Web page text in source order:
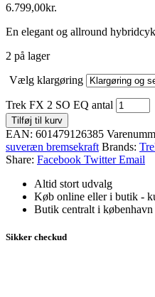
6.799,00kr.
En elegant og allround
2 på lager
Vælg klargøring
Trek FX 2 SO EQ antal
Tilføj til kurv
EAN: 601479126385
suveræn bremsekraft Brands:
Share: Facebook Twitter Email
Altid stort udvalg
Køb online eller i butik -
Butik centralt i københavn
Sikker checkud